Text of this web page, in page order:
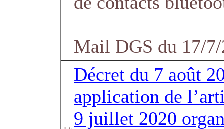
Mail DGS du 17/
Décret du 7 août
application de
9 juillet 2020